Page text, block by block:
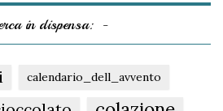
in dispensa:
calendario_dell_avvento